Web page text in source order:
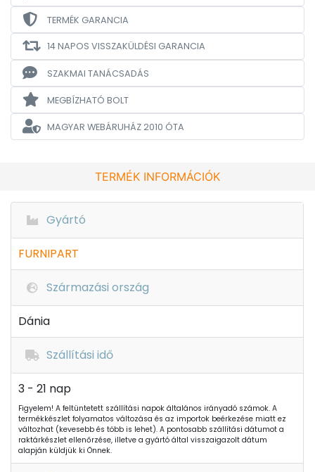
TERMÉK GARANCIA
14 NAPOS VISSZAKÜLDÉSI GARANCIA
SZAKMAI TANÁCSADÁS
MEGBÍZHATÓ BOLT
MAGYAR WEBÁRUHÁZ2010 ÓTA
TERMÉK INFORMÁCIÓK
Gyártó
FURNIPART
Származási ország
Dánia
Szállítási idő
3 - 21 nap
Figyelem! A feltüntetett szállítási napok általános irányadó számok. A
termékkészlet folyamatos változása és az importok beérkezése miatt ez
változhat (kevesebb és több is lehet). A pontosabb szállítási dátumot a
raktárkészlet ellenőrzése, illetve a gyártó által visszaigazolt dátum
alapján küldjük ki Önnek.